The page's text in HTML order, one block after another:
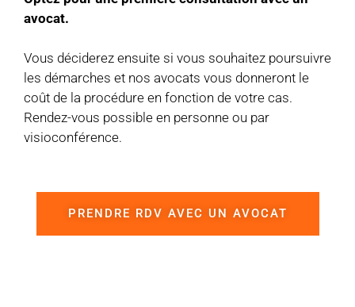
avocat.
Vous déciderez ensuite si vous souhaitez poursuivre
les démarches et nos avocats vous donneront le
coût de la procédure en fonction de votre cas.
Rendez-vous possible en personne ou par
visioconférence.
PRENDRE RDV AVEC UN AVOCAT